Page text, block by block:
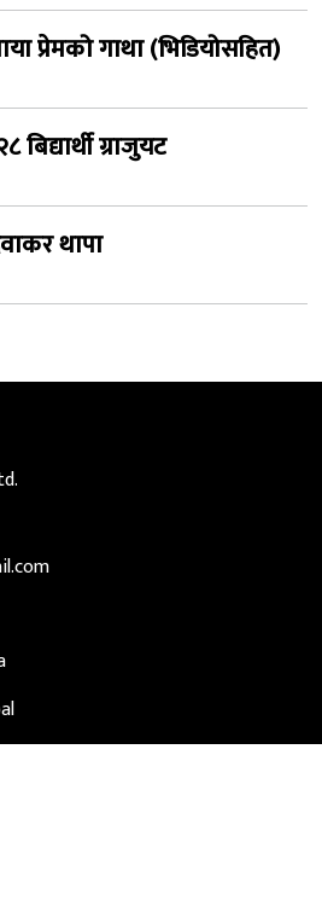
प्रेमको गाथा (भिडियोसहित)
ग्राजुयट
थापा